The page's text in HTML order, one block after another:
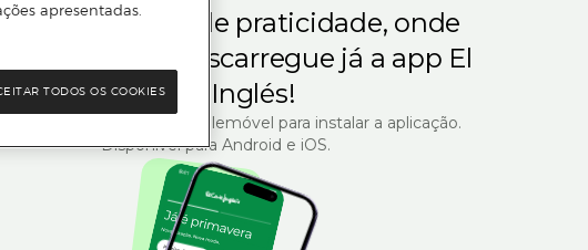
quem gosta de praticidade, onde
Descarregue já a app El
Corte Inglés!
o código QR com o seu telemóvel para instalar a aplicação.
Disponível para Android e iOS.
apresentadas.
TODOS OS COOKIES